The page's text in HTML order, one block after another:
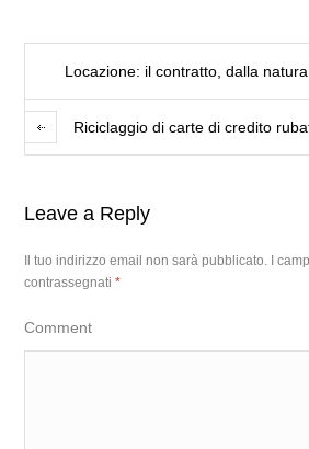
Locazione: il contratto, dalla
Riciclaggio di carte di credito
Leave a Reply
Il tuo indirizzo email non sarà pubblicato.
I
contrassegnati*
Comment